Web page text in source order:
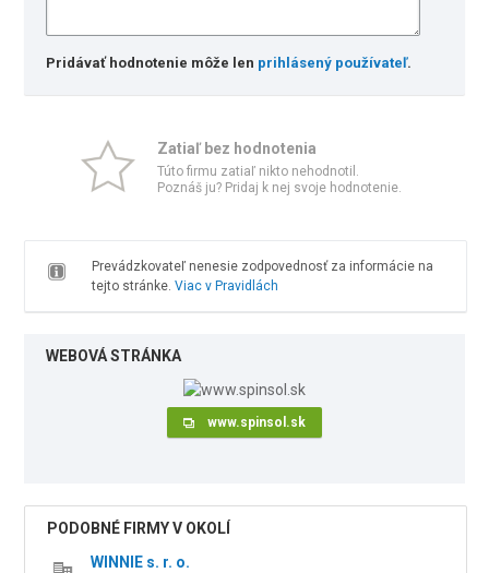
Pridávať hodnotenie môže len prihlásený používateľ.
Zatiaľ bez hodnotenia
Túto firmu zatiaľ nikto nehodnotil.
Poznáš ju? Pridaj k nej svoje hodnotenie.
Prevádzkovateľ nenesie zodpovednosť za informácie na
tejto stránke. Viac v Pravidlách
WEBOVÁ STRÁNKA
www.spinsol.sk
PODOBNÉ FIRMY V OKOLÍ
WINNIE s. r. o.